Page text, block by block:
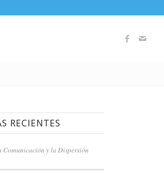
RECIENTES
Comunicación y la Dispersión